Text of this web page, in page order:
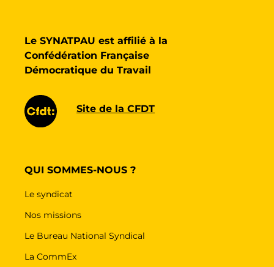
Le SYNATPAU est affilié à la
Confédération Française
Démocratique du Travail
Site de la CFDT
QUI SOMMES-NOUS ?
Le syndicat
Nos missions
Le Bureau National Syndical
La CommEx